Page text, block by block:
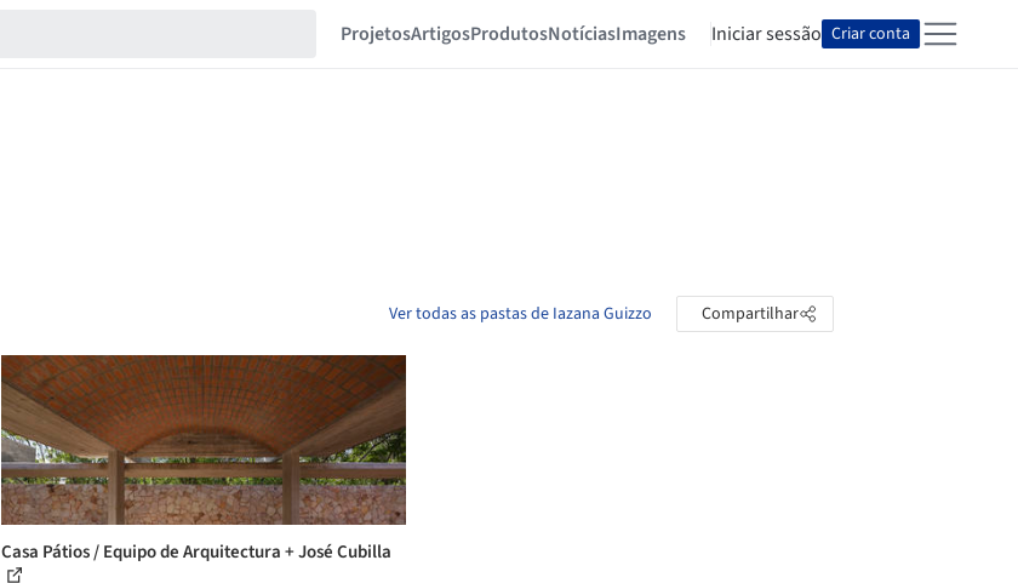
ProjetosArtigosProdutosNotíciasImagens Iniciar sessão Criar conta
Ver todas as pastas de Iazana Guizzo Compartilhar
Casa Pátios / Equipo de Arquitectura + José Cubilla